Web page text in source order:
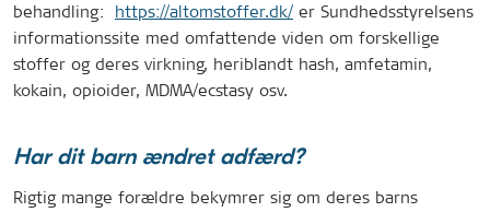
behandling: https://altomstoffer.dk/ er Sundhedsstyrelsens
informationssite med omfattende viden om forskellige
stoffer og deres virkning, heriblandt hash, amfetamin,
kokain, opioider, MDMA/ecstasy osv.
Har dit barn ændret adfærd?
Rigtig mange forældre bekymrer sig om deres barns